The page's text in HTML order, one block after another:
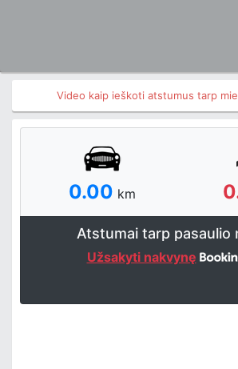
Video kaip ieškoti atstumus tarp
0.00 km
Atstumai tarp pasaulio
Užsakyti nakvynę